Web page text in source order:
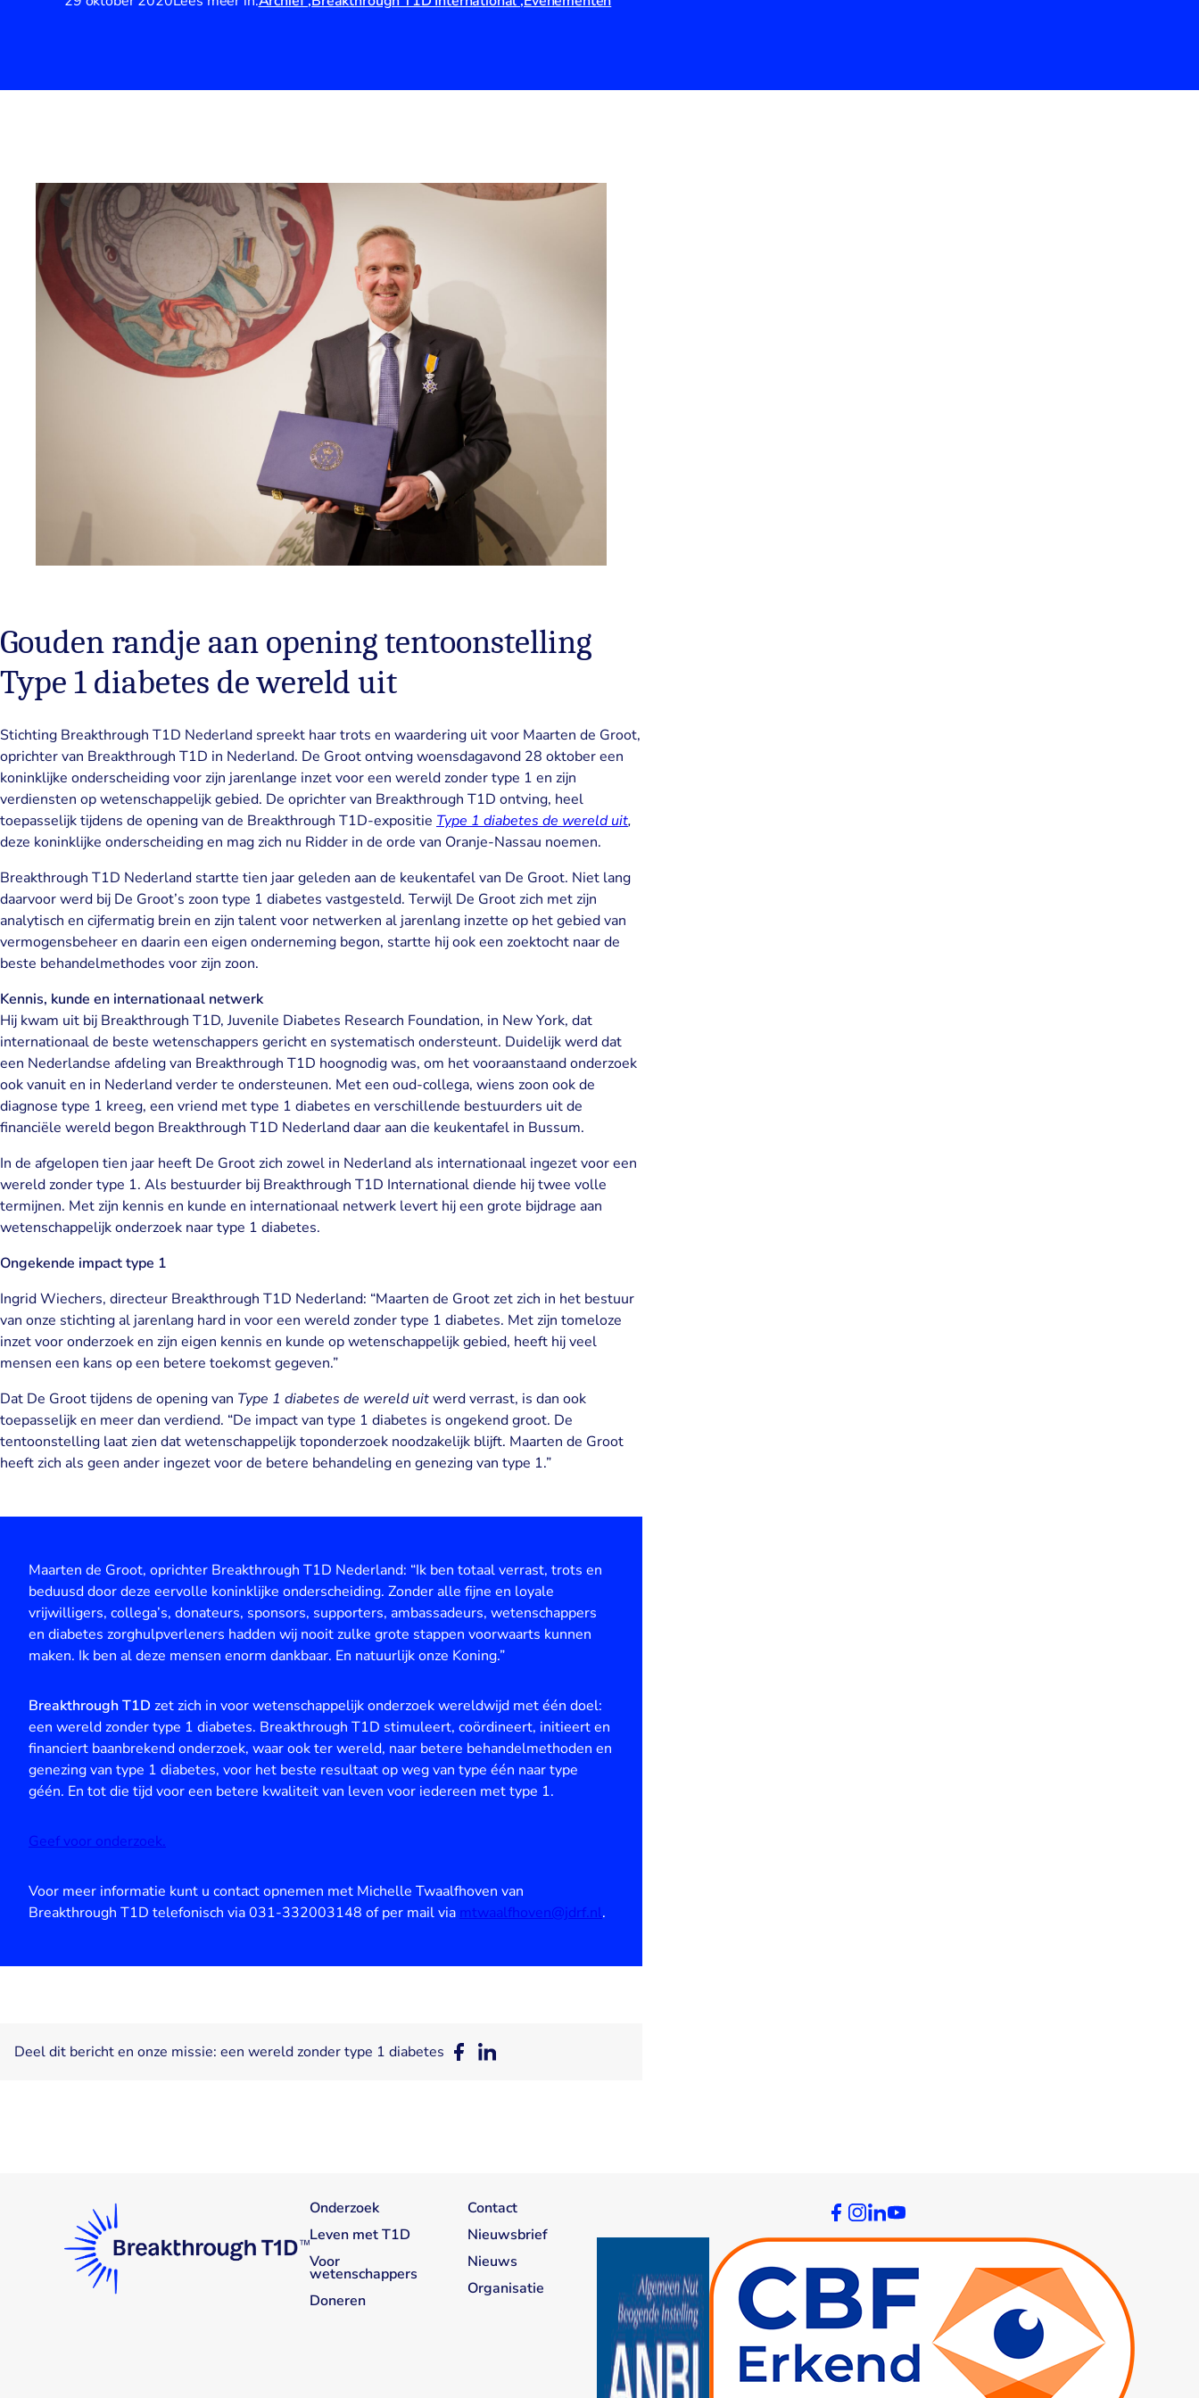
Gouden randje aan opening tentoonstelling
Type 1 diabetes de wereld uit
Stichting Breakthrough T1D Nederland spreekt haar trots en waardering uit voor Maarten de Groot,
oprichter van Breakthrough T1D in Nederland. De Groot ontving woensdagavond 28 oktober een
koninklijke onderscheiding voor zijn jarenlange inzet voor een wereld zonder type 1 en zijn
verdiensten op wetenschappelijk gebied. De oprichter van Breakthrough T1D ontving, heel
toepasselijk tijdens de opening van de Breakthrough T1D-expositie Type 1 diabetes de wereld uit,
deze koninklijke onderscheiding en mag zich nu Ridder in de orde van Oranje-Nassau noemen.
Breakthrough T1D Nederland startte tien jaar geleden aan de keukentafel van De Groot. Niet lang
daarvoor werd bij De Groot’s zoon type 1 diabetes vastgesteld. Terwijl De Groot zich met zijn
analytisch en cijfermatig brein en zijn talent voor netwerken al jarenlang inzette op het gebied van
vermogensbeheer en daarin een eigen onderneming begon, startte hij ook een zoektocht naar de
beste behandelmethodes voor zijn zoon.
Kennis, kunde en internationaal netwerk
Hij kwam uit bij Breakthrough T1D, Juvenile Diabetes Research Foundation, in New York, dat
internationaal de beste wetenschappers gericht en systematisch ondersteunt. Duidelijk werd dat
een Nederlandse afdeling van Breakthrough T1D hoognodig was, om het vooraanstaand onderzoek
ook vanuit en in Nederland verder te ondersteunen. Met een oud-collega, wiens zoon ook de
diagnose type 1 kreeg, een vriend met type 1 diabetes en verschillende bestuurders uit de
financiële wereld begon Breakthrough T1D Nederland daar aan die keukentafel in Bussum.
In de afgelopen tien jaar heeft De Groot zich zowel in Nederland als internationaal ingezet voor een
wereld zonder type 1. Als bestuurder bij Breakthrough T1D International diende hij twee volle
termijnen. Met zijn kennis en kunde en internationaal netwerk levert hij een grote bijdrage aan
wetenschappelijk onderzoek naar type 1 diabetes.
Ongekende impact type 1
Ingrid Wiechers, directeur Breakthrough T1D Nederland: “Maarten de Groot zet zich in het bestuur
van onze stichting al jarenlang hard in voor een wereld zonder type 1 diabetes. Met zijn tomeloze
inzet voor onderzoek en zijn eigen kennis en kunde op wetenschappelijk gebied, heeft hij veel
mensen een kans op een betere toekomst gegeven.”
Dat De Groot tijdens de opening van Type 1 diabetes de wereld uitwerd verrast, is dan ook
toepasselijk en meer dan verdiend. “De impact van type 1 diabetes is ongekend groot. De
tentoonstelling laat zien dat wetenschappelijk toponderzoek noodzakelijk blijft. Maarten de Groot
heeft zich als geen ander ingezet voor de betere behandeling en genezing van type 1.”
Maarten de Groot, oprichter Breakthrough T1D Nederland: “Ik ben totaal verrast, trots en
beduusd door deze eervolle koninklijke onderscheiding. Zonder alle fijne en loyale
vrijwilligers, collega’s, donateurs, sponsors, supporters, ambassadeurs, wetenschappers
en diabetes zorghulpverleners hadden wij nooit zulke grote stappen voorwaarts kunnen
maken. Ik ben al deze mensen enorm dankbaar. En natuurlijk onze Koning.”
Breakthrough T1D zet zich in voor wetenschappelijk onderzoek wereldwijd met één doel:
een wereld zonder type 1 diabetes. Breakthrough T1D stimuleert, coördineert, initieert en
financiert baanbrekend onderzoek, waar ook ter wereld, naar betere behandelmethoden en
genezing van type 1 diabetes, voor het beste resultaat op weg van type één naar type
géén. En tot die tijd voor een betere kwaliteit van leven voor iedereen met type 1.
Geef voor onderzoek.
Voor meer informatie kunt u contact opnemen met Michelle Twaalfhoven van
Breakthrough T1D telefonisch via 031-332003148 of per mail via mtwaalfhoven@jdrf.nl.
Deel dit bericht en onze missie: een wereld zonder type 1 diabetes
DeelDeel
Onderzoek
Leven met T1D
Voor
wetenschappers
Doneren
Contact
Nieuwsbrief
Nieuws
Organisatie